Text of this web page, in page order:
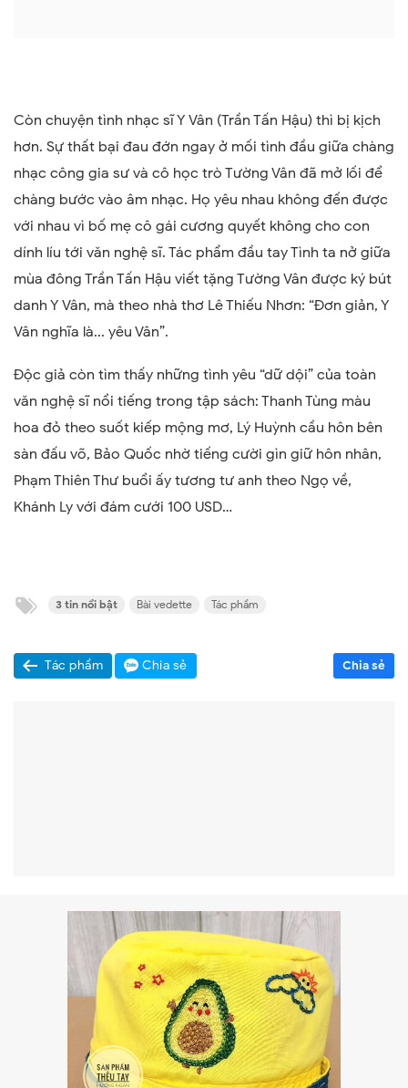
Còn chuyện tình nhạc sĩ Y Vân (Trần Tấn Hậu) thì bị kịch
hơn. Sự thất bại đau đớn ngay ở mối tình đầu giữa chàng
nhạc công gia sư và cô học trò Tường Vân đã mở lối để
chàng bước vào âm nhạc. Họ yêu nhau không đến được
với nhau vì bố mẹ cô gái cương quyết không cho con
dính líu tới văn nghệ sĩ. Tác phẩm đầu tay Tình ta nở giữa
mùa đông Trần Tấn Hậu viết tặng Tường Vân được ký bút
danh Y Vân, mà theo nhà thơ Lê Thiếu Nhơn: “Đơn giản, Y
Vân nghĩa là... yêu Vân”.
Độc giả còn tìm thấy những tình yêu “dữ dội” của toàn
văn nghệ sĩ nổi tiếng trong tập sách: Thanh Tùng màu
hoa đỏ theo suốt kiếp mộng mơ, Lý Huỳnh cầu hôn bên
sàn đấu võ, Bảo Quốc nhờ tiếng cười gìn giữ hôn nhân,
Phạm Thiên Thư buổi ấy tương tư anh theo Ngọ về,
Khánh Ly với đám cưới 100 USD…
3 tin nổi bật Bài vedette Tác phẩm
Tác phẩm Chia sẻ Chia sẻ